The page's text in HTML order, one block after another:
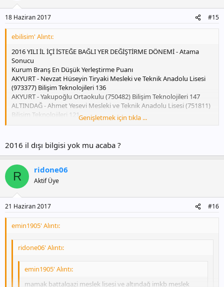
18 Haziran 2017 #15
ebilisim' Alıntı:
2016 YILI İL İÇİ İSTEĞE BAĞLI YER DEĞİŞTİRME DÖNEMİ - Atama
Sonucu
Kurum Branş En Düşük Yerleştirme Puanı
AKYURT - Nevzat Hüseyin Tiryaki Mesleki ve Teknik Anadolu Lisesi
(973377) Bilişim Teknolojileri 136
AKYURT - Yakupoğlu Ortaokulu (750482) Bilişim Teknolojileri 147
ALTINDAĞ - Ahmet Yesevi Mesleki ve Teknik Anadolu Lisesi (751811)
Bilişim Teknolojileri 121
ALTINDAĞ - Ankara Lisesi (964310) Bilişim Teknolojileri 77
156
ALTINDAĞ - Ulus Mesleki ve Teknik Anadolu Lisesi (118514) Bilişim
ALTINDAĞ - Yıldırım Beyazıt Mesleki ve Teknik Anadolu Lisesi
(869054) Bilişim Teknolojileri 77
ALTINDAĞ - Zübeyde Hanım Mesleki ve Teknik Anadolu Lisesi
(118575) Bilişim Teknolojileri 146
ÇANKAYA - Ayten-Şaban Diri Ortaokulu (715919) Bilişim Teknolojileri
118
ÇANKAYA - Bahçelievler 100. Yıl Mesleki ve Teknik Anadolu Lisesi
ÇANKAYA - Büyükhanlı Kardeşler Ortaokulu (708400) Bilişim
Teknolojileri 141
Teknolojileri 59
Genişletmek için tıkla ...
2016 il dışı bilgisi yok mu acaba ?
R ridone06
Aktif Üye
21 Haziran 2017 #16
emin1905' Alıntı:
ridone06' Alıntı:
emin1905' Alıntı:
mamak battalgazi meslek lisesi ve altındağ imkb meslek